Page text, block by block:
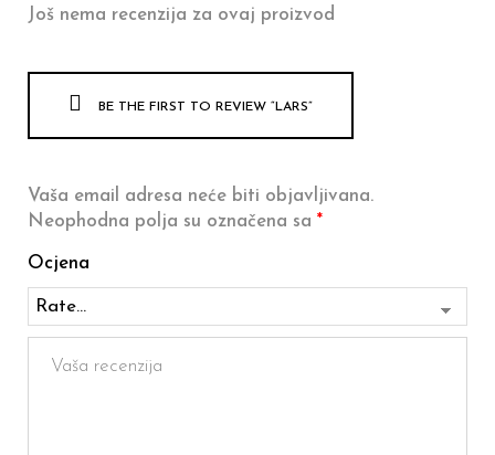
Još nema recenzija za ovaj proizvod
BE THE FIRST TO REVIEW “LARS”
Vaša email adresa neće biti objavljivana.
Neophodna polja su označena sa *
Ocjena